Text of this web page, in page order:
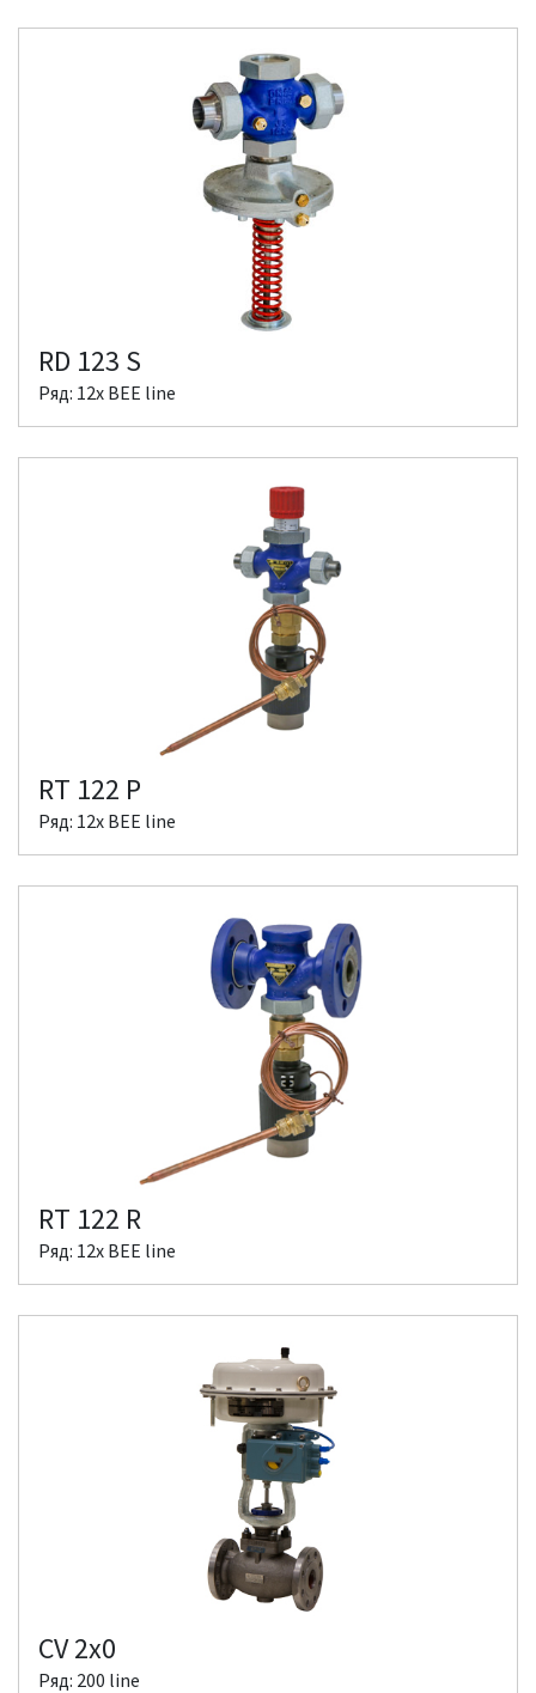
RD 123 S
Ряд: 12x BEE line
RT 122 P
Ряд: 12x BEE line
RT 122 R
Ряд: 12x BEE line
CV 2x0
Ряд: 200 line